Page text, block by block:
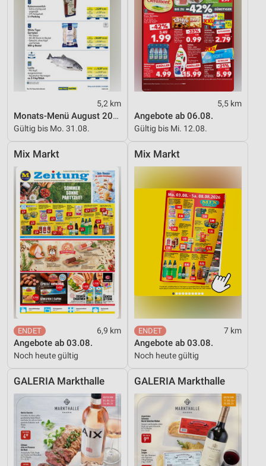
5,2 km
Monats-Menü August 2026
Gültig bis Mo. 31.08.
5,5 km
Angebote ab 06.08.
Gültig bis Mi. 12.08.
Mix Markt
6,9 km
Angebote ab 03.08.
Noch heute gültig
Mix Markt
7 km
Angebote ab 03.08.
Noch heute gültig
GALERIA Markthalle GALERIA Markthalle